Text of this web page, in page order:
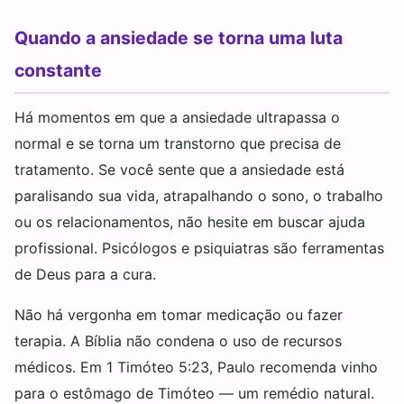
Quando a ansiedade se torna uma luta
constante
Há momentos em que a ansiedade ultrapassa o
normal e se torna um transtorno que precisa de
tratamento. Se você sente que a ansiedade está
paralisando sua vida, atrapalhando o sono, o trabalho
ou os relacionamentos, não hesite em buscar ajuda
profissional. Psicólogos e psiquiatras são ferramentas
de Deus para a cura.
Não há vergonha em tomar medicação ou fazer
terapia. A Bíblia não condena o uso de recursos
médicos. Em 1 Timóteo 5:23, Paulo recomenda vinho
para o estômago de Timóteo — um remédio natural.